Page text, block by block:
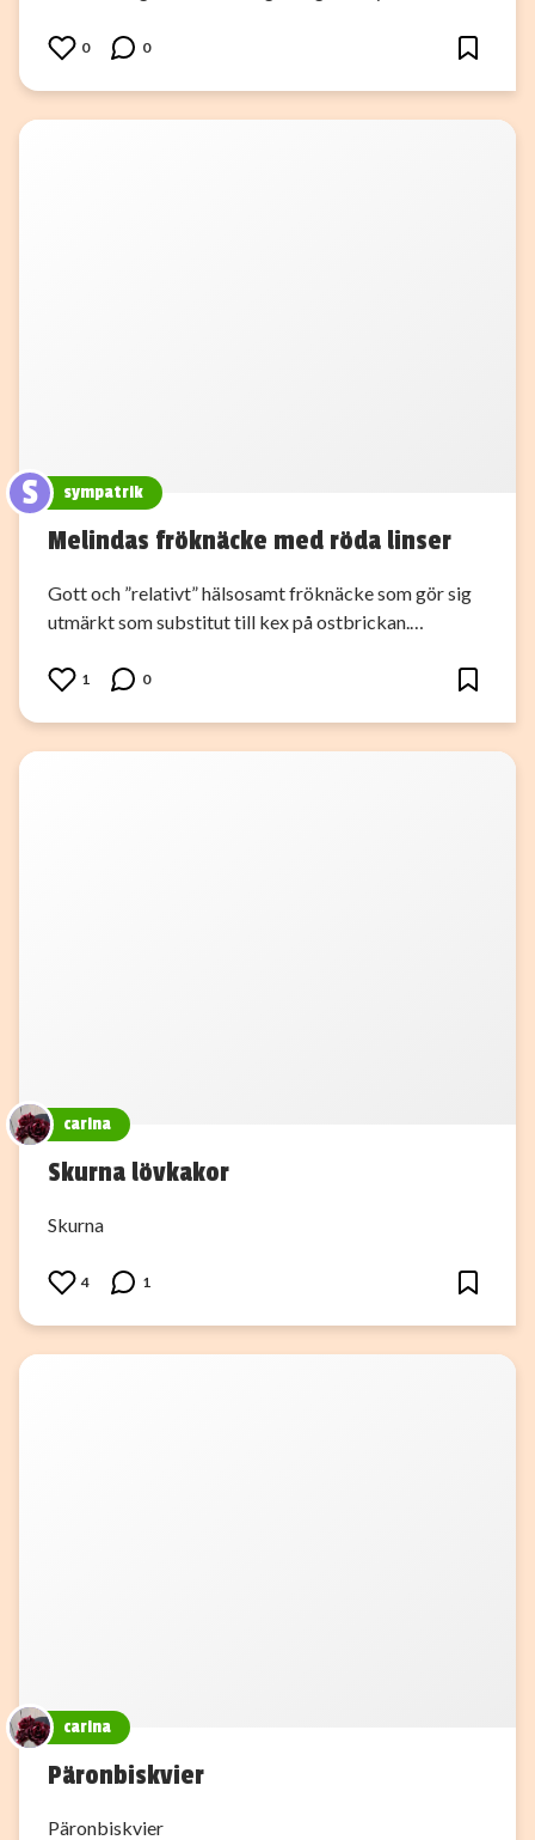
0 0
S sympatrik
Melindas fröknäcke med röda linser
Gott och ”relativt” hälsosamt fröknäcke som gör sig
utmärkt som substitut till kex på ostbrickan.…
1 0
carina
Skurna lövkakor
Skurna
4 1
carina
Päronbiskvier
Päronbiskvier